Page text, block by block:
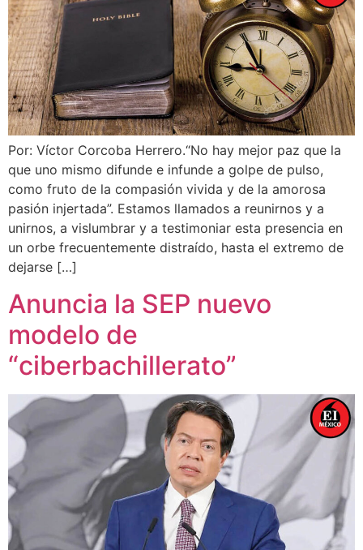
Por: Víctor Corcoba Herrero.“No hay mejor paz que la
que uno mismo difunde e infunde a golpe de pulso,
como fruto de la compasión vivida y de la amorosa
pasión injertada”. Estamos llamados a reunirnos y a
unirnos, a vislumbrar y a testimoniar esta presencia en
un orbe frecuentemente distraído, hasta el extremo de
dejarse […]
Anuncia la SEP nuevo
modelo de
“ciberbachillerato”